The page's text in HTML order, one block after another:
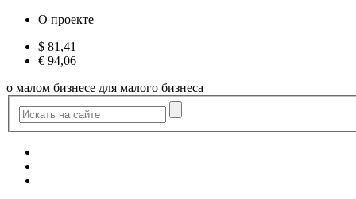
О проекте
$ 81,41
€ 94,06
о малом бизнесе для малого бизнеса